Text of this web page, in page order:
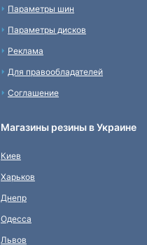
Параметры шин
Параметры дисков
Реклама
Для правообладателей
Соглашение
Магазины резины в Украине
Киев
Харьков
Днепр
Одесса
Львов